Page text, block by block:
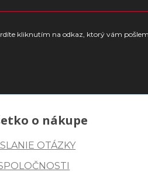
kliknutím na odkaz, ktorý vám
o nákupe
OTÁZKY